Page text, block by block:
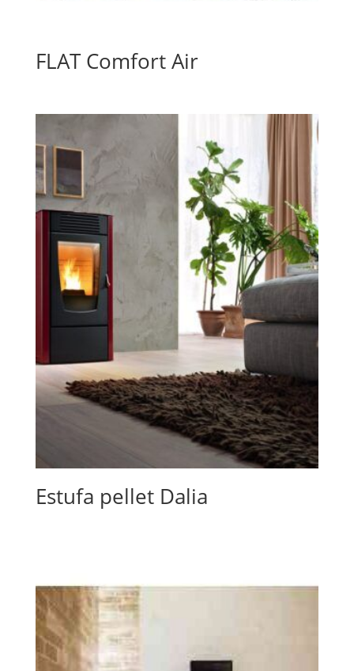
FLAT Comfort Air
Estufa pellet Dalia